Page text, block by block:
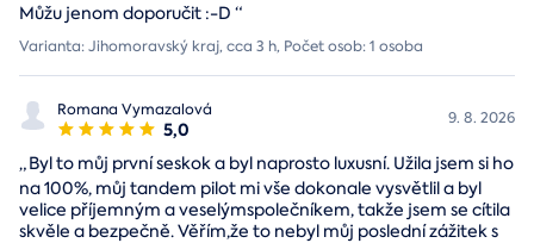
Můžu jenom doporučit :-D “
Varianta: Jihomoravský kraj, cca 3 h, Počet osob: 1 osoba
Romana Vymazalová
5,0 9. 8. 2026
„Byl to můj první seskok a byl naprosto luxusní. Užila jsem si ho
na 100%, můj tandem pilot mi vše dokonale vysvětlil a byl
velice příjemným a veselýmspolečníkem, takže jsem se cítila
skvěle a bezpečně. Věřím,že to nebyl můj poslední zážitek s